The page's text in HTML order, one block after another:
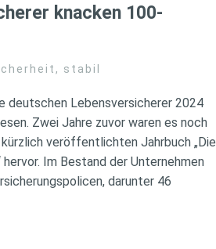
knacken 100-
, stabil
deutschen Lebensversicherer 2024
Zwei Jahre zuvor waren es noch
veröffentlichten Jahrbuch „Die
Im Bestand der Unternehmen
darunter 46